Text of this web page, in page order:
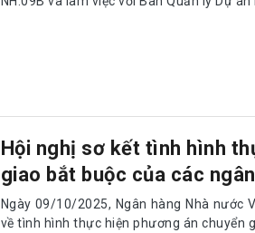
Hội nghị sơ kết tình hình
giao bắt buộc của các
Ngày 09/10/2025, Ngân hàng Nhà nước
về tình hình thực hiện phương án chuyển